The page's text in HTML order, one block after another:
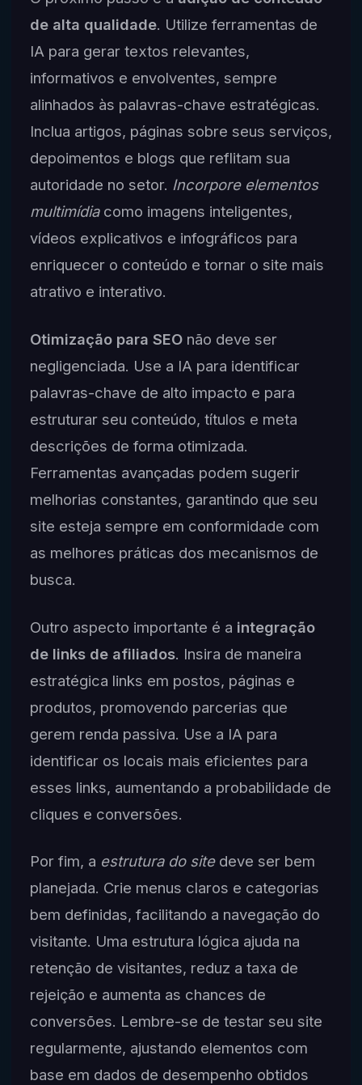
de alta qualidade. Utilize ferramentas de
IA para gerar textos relevantes,
informativos e envolventes, sempre
alinhados às palavras-chave estratégicas.
Inclua artigos, páginas sobre seus serviços,
depoimentos e blogs que reflitam sua
autoridade no setor. Incorpore elementos
multimídiacomo imagens inteligentes,
vídeos explicativos e infográficos para
enriquecer o conteúdo e tornar o site mais
atrativo e interativo.
Otimização para SEOnão deve ser
negligenciada. Use a IA para identificar
palavras-chave de alto impacto e para
estruturar seu conteúdo, títulos e meta
descrições de forma otimizada.
Ferramentas avançadas podem sugerir
melhorias constantes, garantindo que seu
site esteja sempre em conformidade com
as melhores práticas dos mecanismos de
busca.
Outro aspecto importante é a integração
de links de afiliados. Insira de maneira
estratégica links em postos, páginas e
produtos, promovendo parcerias que
gerem renda passiva. Use a IA para
identificar os locais mais eficientes para
esses links, aumentando a probabilidade de
cliques e conversões.
Por fim, a estrutura do sitedeve ser bem
planejada. Crie menus claros e categorias
bem definidas, facilitando a navegação do
visitante. Uma estrutura lógica ajuda na
retenção de visitantes, reduz a taxa de
rejeição e aumenta as chances de
conversões. Lembre-se de testar seu site
regularmente, ajustando elementos com
base em dados de desempenho obtidos